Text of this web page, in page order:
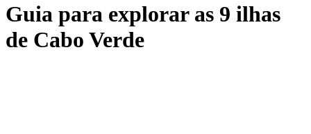
Guia para explorar as 9 ilhas
de Cabo Verde